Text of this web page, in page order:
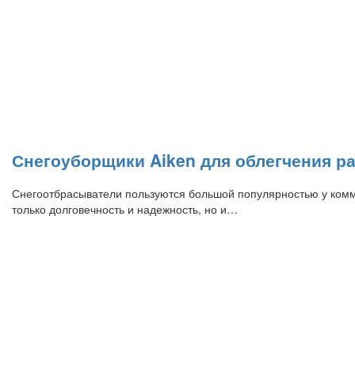
Снегоуборщики Aiken для облегчения
Снегоотбрасыватели пользуются большой популярностью у
только долговечность и надежность, но и…